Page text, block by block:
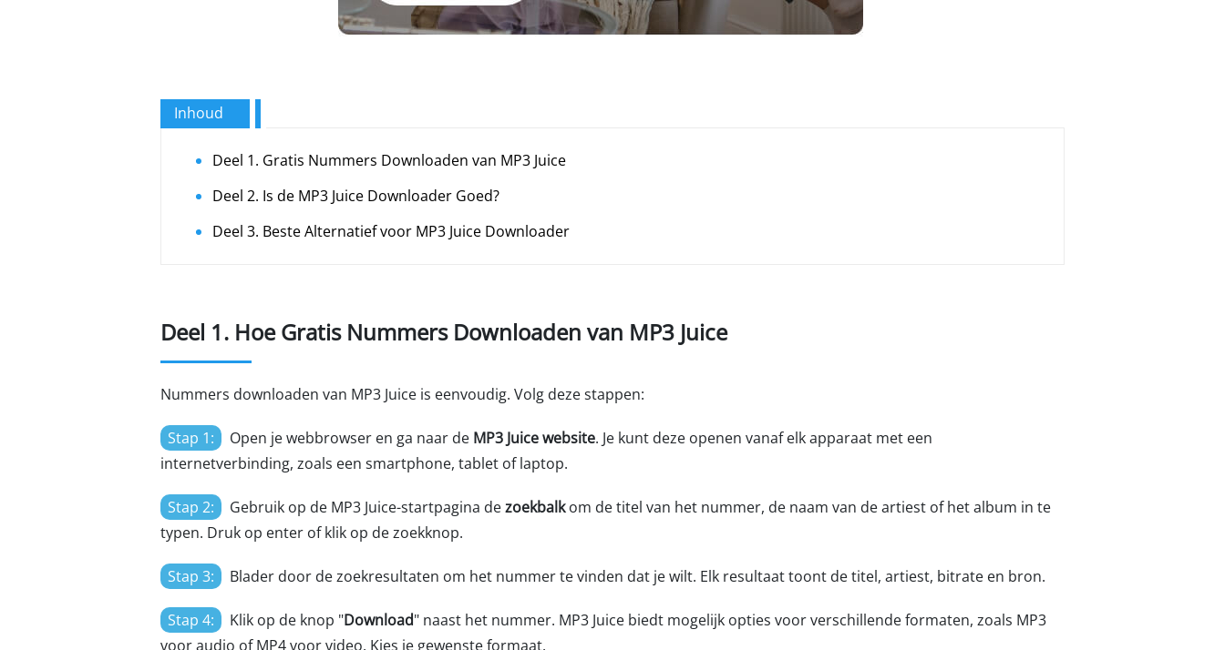
Inhoud
Deel 1. Gratis Nummers Downloaden van MP3 Juice
Deel 2. Is de MP3 Juice Downloader Goed?
Deel 3. Beste Alternatief voor MP3 Juice Downloader
Deel 1. Hoe Gratis Nummers Downloaden van MP3 Juice
Nummers downloaden van MP3 Juice is eenvoudig. Volg deze stappen:
Stap 1: Open je webbrowser en ga naar de MP3 Juice website. Je kunt deze openen vanaf elk apparaat met een
internetverbinding, zoals een smartphone, tablet of laptop.
Stap 2: Gebruik op de MP3 Juice-startpagina dezoekbalkom de titel van het nummer, de naam van de artiest of het album in te
typen. Druk op enter of klik op de zoekknop.
Stap 3: Blader door de zoekresultaten om het nummer te vinden dat je wilt. Elk resultaat toont de titel, artiest, bitrate en bron.
Stap 4: Klik op de knop "Download" naast het nummer. MP3 Juice biedt mogelijk opties voor verschillende formaten, zoals MP3
voor audio of MP4 voor video. Kies je gewenste formaat.